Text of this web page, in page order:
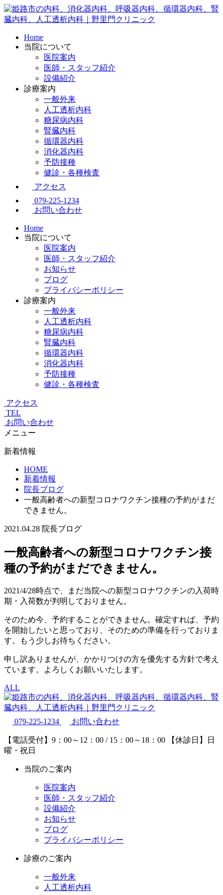
Home
当院について
医院案内
医師・スタッフ紹介
設備紹介
診療案内
一般外来
人工透析内科
糖尿病内科
腎臓内科
循環器内科
消化器内科
予防接種
健診・各種検査
アクセス
079-225-1234
お問い合わせ
Home
当院について
医院案内
医師・スタッフ紹介
お知らせ
ブログ
プライバシーポリシー
診療案内
一般外来
人工透析内科
糖尿病内科
腎臓内科
循環器内科
消化器内科
予防接種
健診・各種検査
アクセス
TEL
お問い合わせ
メニュー
新着情報
HOME
新着情報
院長ブログ
一般高齢者への新型コロナワクチン接種の予約がまだ
できません。
2021.04.28 院長ブログ
一般高齢者への新型コロナワクチン接
種の予約がまだできません。
2021/4/28時点で、まだ当院への新型コロナワクチンの入荷時
期・入荷数が判明しておりません。
そのため今、予約することができません。確定すれば、予約
を開始したいと思っており、そのための準備を行っておりま
す。もう少しお待ちください。
申し訳ありませんが、かかりつけの方を優先する方針で考え
ています。よろしくお願いいたします。
ALL
079-225-1234 お問い合わせ
【電話受付】9：00～12：00 / 15：00～18：00
【休診日】日
曜・祝日
当院のご案内
医院案内
医師・スタッフ紹介
設備紹介
お知らせ
ブログ
プライバシーポリシー
診療のご案内
一般外来
人工透析内科